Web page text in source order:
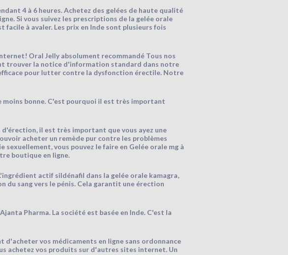
4 à 6 heures. Achetez des gelées de haute qualité
Si vous suivez les prescriptions de la gelée orale
à avaler. Les prix en Inde sont plusieurs fois
Oral Jelly absolument recommandé Tous nos
trouver la notice d'information standard dans notre
pour lutter contre la dysfonction érectile. Notre
bonne. C'est pourquoi il est très important
il est très important que vous ayez une
acheter un remède pur contre les problèmes
vous pouvez le faire en Gelée orale mg à
boutique en ligne.
actif sildénafil dans la gelée orale kamagra,
du sang vers le pénis. Cela garantit une érection
Pharma. La société est basée en Inde. C'est la
vos médicaments en ligne sans ordonnance
achetez vos produits sur d'autres sites internet. Un